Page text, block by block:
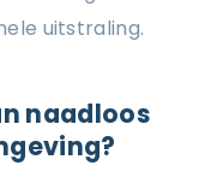
uitstraling.
naadloos